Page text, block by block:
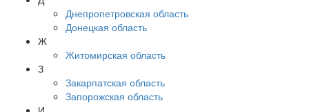
Днепропетровская область
Донецкая область
Ж
Житомирская область
З
Закарпатская область
Запорожская область